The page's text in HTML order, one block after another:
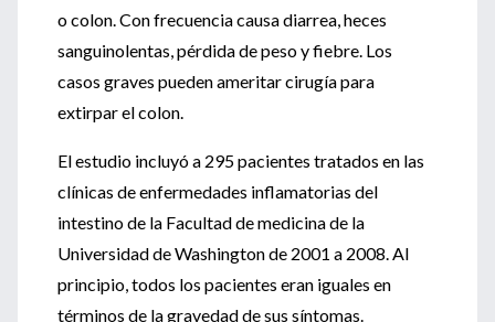
o colon. Con frecuencia causa diarrea, heces
sanguinolentas, pérdida de peso y fiebre. Los
casos graves pueden ameritar cirugía para
extirpar el colon.
El estudio incluyó a 295 pacientes tratados en las
clínicas de enfermedades inflamatorias del
intestino de la Facultad de medicina de la
Universidad de Washington de 2001 a 2008. Al
principio, todos los pacientes eran iguales en
términos de la gravedad de sus síntomas.